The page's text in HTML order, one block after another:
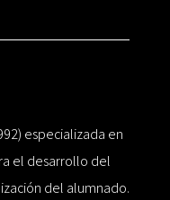
especializada en
el desarrollo del
del alumnado.